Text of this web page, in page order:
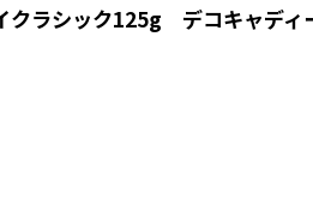
クラシック125g デコキャディ